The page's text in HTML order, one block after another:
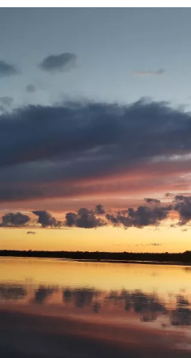
насладился,рыбу
Ну а вам Друзья желаю
процесса вы получали
С уважением Шнивовод!🤝